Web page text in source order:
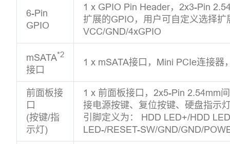
6-Pin
GPIO
1 x GPIO Pin Header，2x3-Pin
扩展的GPIO，用户可自定义选择
VCC/GND/4xGPIO
mSATA*2
接口
1 x mSATA接口，Mini PCIe连接器
前面板接
口
(按键/指
示灯)
1 x 前面板接口，2x5-Pin 2.54mm
接电源按键、复位按键、硬盘指示
引脚定义为： HDD LED+/HDD
LED-/RESET-SW/GND/GND/